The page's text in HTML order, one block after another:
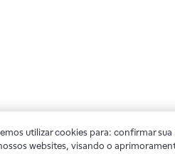
utilizar cookies para: confirmar
websites, visando o